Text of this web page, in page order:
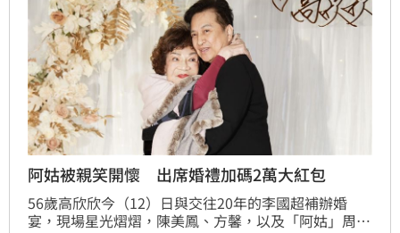
阿姑被親笑開懷 出席婚禮加碼2萬大紅包
56歲高欣欣今（12）日與交往20年的李國超補辦婚
宴，現場星光熠熠，陳美鳳、方馨，以及「阿姑」周遊